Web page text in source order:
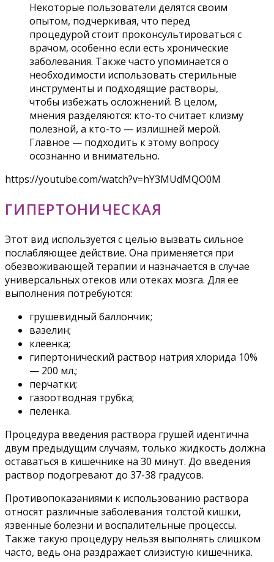
Некоторые пользователи делятся своим
опытом, подчеркивая, что перед
процедурой стоит проконсультироваться с
врачом, особенно если есть хронические
заболевания. Также часто упоминается о
необходимости использовать стерильные
инструменты и подходящие растворы,
чтобы избежать осложнений. В целом,
мнения разделяются: кто-то считает клизму
полезной, а кто-то — излишней мерой.
Главное — подходить к этому вопросу
осознанно и внимательно.
https://youtube.com/watch?v=hY3MUdMQO0M
ГИПЕРТОНИЧЕСКАЯ
Этот вид используется с целью вызвать сильное
послабляющее действие. Она применяется при
обезвоживающей терапии и назначается в случае
универсальных отеков или отеках мозга. Для ее
выполнения потребуются:
грушевидный баллончик;
вазелин;
клеенка;
гипертонический раствор натрия хлорида 10%
— 200 мл.;
перчатки;
газоотводная трубка;
пеленка.
Процедура введения раствора грушей идентична
двум предыдущим случаям, только жидкость должна
оставаться в кишечнике на 30 минут. До введения
раствор подогревают до 37-38 градусов.
Противопоказаниями к использованию раствора
относят различные заболевания толстой кишки,
язвенные болезни и воспалительные процессы.
Также такую процедуру нельзя выполнять слишком
часто, ведь она раздражает слизистую кишечника.